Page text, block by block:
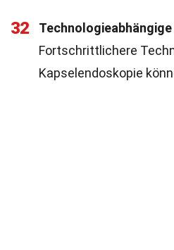
32
Fortschrittlichere
Kapselendoskopie